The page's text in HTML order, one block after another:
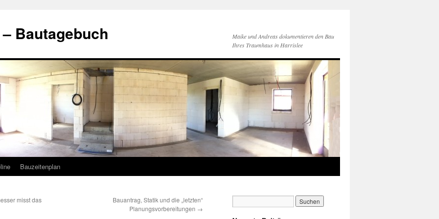
Bautagebuch
Maike und Andreas dokumentieren den Bau
Ihres Traumhaus in Harrislee
Bauzeitenplan
misst das
Bauantrag, Statik und die „letzten“
Planungsvorbereitungen →